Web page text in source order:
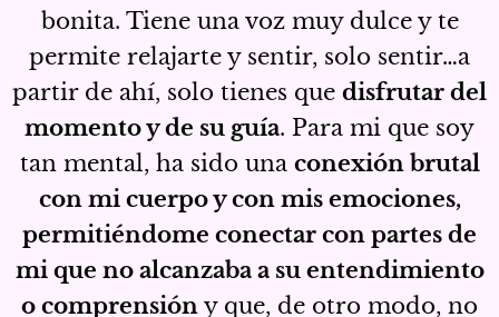
bonita. Tiene una voz muy dulce y te
permite relajarte y sentir, solo sentir…a
partir de ahí, solo tienes que disfrutar del
momento y de su guía. Para mi que soy
tan mental, ha sido una conexión brutal
con mi cuerpo y con mis emociones,
permitiéndome conectar con partes de
mi que no alcanzaba a su entendimiento
o comprensión y que, de otro modo, no